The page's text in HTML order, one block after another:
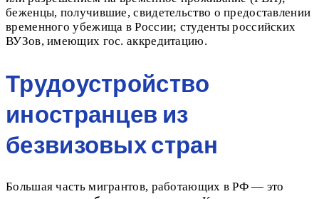
беженцы, получившие, свидетельство о предоставлении
временного убежища в России; студенты российских
ВУЗов, имеющих гос. аккредитацию.
Трудоустройство
иностранцев из
безвизовых стран
Большая часть мигрантов, работающих в РФ — это